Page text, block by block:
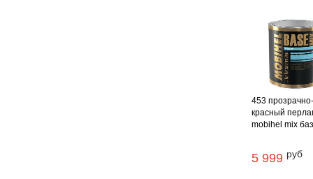
453
красный
mobihel mix
5 999 руб